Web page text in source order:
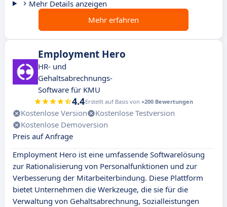
Mehr Details anzeigen
Mehr erfahren
Employment Hero
HR- und
Gehaltsabrechnungs-
Software für KMU
4.4Erstellt auf Basis von +200 Bewertungen
Kostenlose Version
Kostenlose Testversion
Kostenlose Demoversion
Preis auf Anfrage
Employment Hero ist eine umfassende Softwarelösung
zur Rationalisierung von Personalfunktionen und zur
Verbesserung der Mitarbeiterbindung. Diese Plattform
bietet Unternehmen die Werkzeuge, die sie für die
Verwaltung von Gehaltsabrechnung, Sozialleistungen